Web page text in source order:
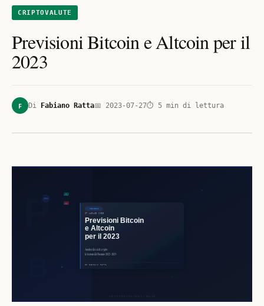
CRIPTOVALUTE
Previsioni Bitcoin e Altcoin per il
2023
F Di Fabiano Ratta📅 2023-07-27⏱ 5 min di lettura